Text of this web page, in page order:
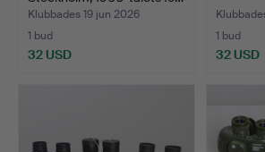
Klubbades 19 jun 2026
1 bud
32 USD
1 bud
32 USD